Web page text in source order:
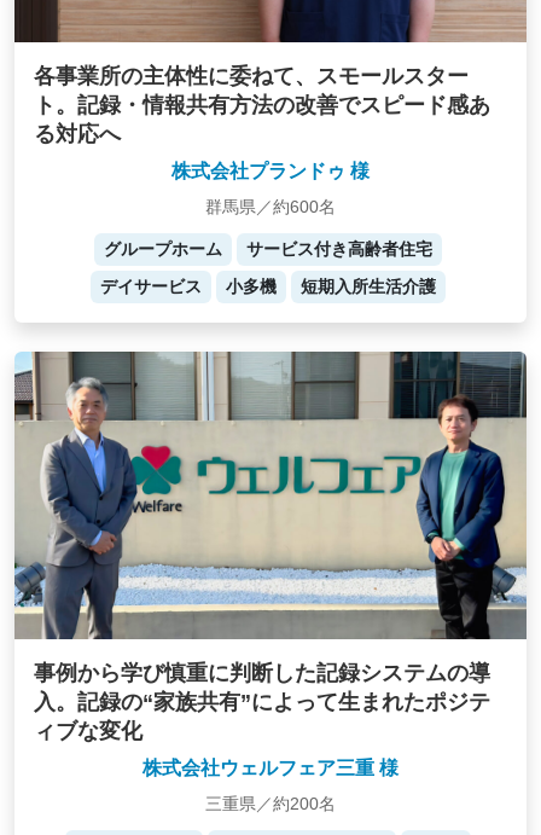
各事業所の主体性に委ねて、スモールスター
ト。記録・情報共有方法の改善でスピード感あ
る対応へ
株式会社プランドゥ 様
群馬県／約600名
グループホーム
サービス付き高齢者住宅
デイサービス
小多機 短期入所生活介護
事例から学び慎重に判断した記録システムの導
入。記録の“家族共有”によって生まれたポジテ
ィブな変化
株式会社ウェルフェア三重 様
三重県／約200名